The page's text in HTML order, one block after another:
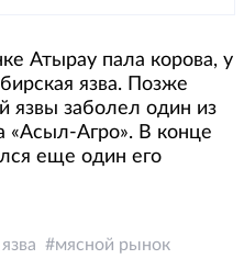
Атырау пала корова, у
язва. Позже
язвы заболел один из
«Асыл-Агро». В конце
еще один его
мясной рынок